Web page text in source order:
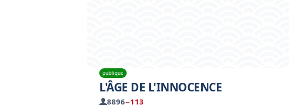
publique
L'ÂGE DE L'INNOCENCE
8896−113